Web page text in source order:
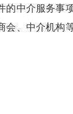
的中介服务事
会、中介机构
公示系统建